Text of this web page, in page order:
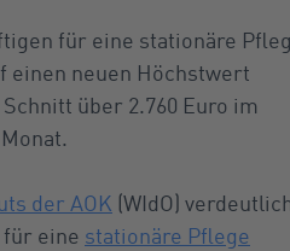
für eine stationäre
einen neuen Höchstwert
über 2.760 Euro im
der AOK (WIdO)
für eine stationäre Pflege